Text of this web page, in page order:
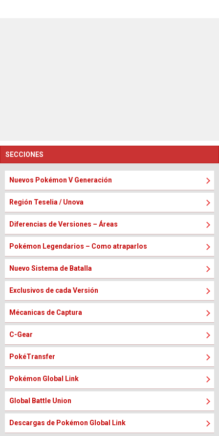
SECCIONES
Nuevos Pokémon V Generación
Región Teselia / Unova
Diferencias de Versiones – Áreas
Pokémon Legendarios – Como atraparlos
Nuevo Sistema de Batalla
Exclusivos de cada Versión
Mécanicas de Captura
C-Gear
PokéTransfer
Pokémon Global Link
Global Battle Union
Descargas de Pokémon Global Link